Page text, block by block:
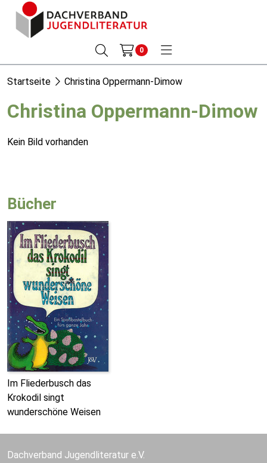
0
Startseite Christina Oppermann-Dimow
Christina Oppermann-Dimow
Kein Bild vorhanden
Bücher
Im Fliederbusch das
Krokodil singt
wunderschöne Weisen
Dachverband Jugendliteratur e.V.